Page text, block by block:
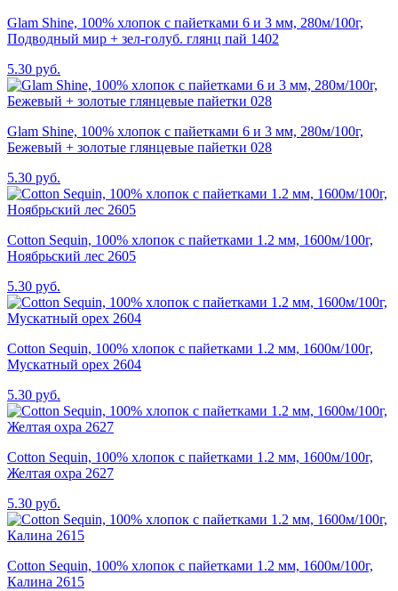
Glam Shine, 100% хлопок с пайетками 6 и 3 мм, 280м/100г,
Подводный мир + зел-голуб. глянц пай 1402
5.30 руб.
Glam Shine, 100% хлопок с пайетками 6 и 3 мм, 280м/100г,
Бежевый + золотые глянцевые пайетки 028
5.30 руб.
Cotton Sequin, 100% хлопок с пайетками 1.2 мм, 1600м/100г,
Ноябрьский лес 2605
5.30 руб.
Cotton Sequin, 100% хлопок с пайетками 1.2 мм, 1600м/100г,
Мускатный орех 2604
5.30 руб.
Cotton Sequin, 100% хлопок с пайетками 1.2 мм, 1600м/100г,
Желтая охра 2627
5.30 руб.
Cotton Sequin, 100% хлопок с пайетками 1.2 мм, 1600м/100г,
Калина 2615